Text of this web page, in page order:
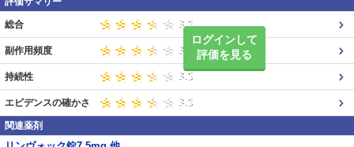
ログインして
評価を見る
総合
副作用頻度
持続性
エビデンスの確かさ
関連薬剤